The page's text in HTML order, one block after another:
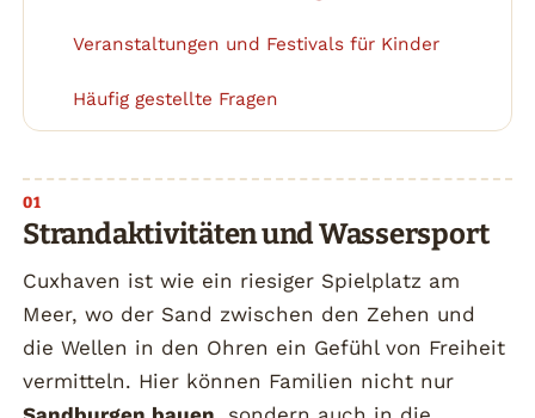
Veranstaltungen und Festivals für Kinder
Häufig gestellte Fragen
Strandaktivitäten und Wassersport
Cuxhaven ist wie ein riesiger Spielplatz am
Meer, wo der Sand zwischen den Zehen und
die Wellen in den Ohren ein Gefühl von Freiheit
vermitteln. Hier können Familien nicht nur